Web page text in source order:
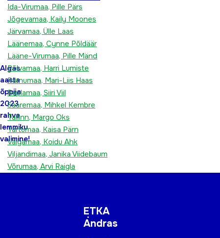
Algas
aasta
õppija
2023
rahva
lemmiku
valimine!
Ida-Virumaa, Pille Pärs
Jõgevamaa, Kaily Moones
Järvamaa, Ülle Laas
Läänemaa, Cynne Põldäär
Lääne-Virumaa, Pille Mänd
Põlvamaa, Harri Lumiste
Pärnumaa, Mari-Liis Haas
Raplamaa, Siiri Viil
Saaremaa, Mihkel Kembre
Tallinn, Margo Oks
Tartumaa, Kaisa Pärn
Valgamaa, Koidu Ahk
Viljandimaa, Janika Viidebaum
Võrumaa, Arvi Raigla
ETKA
Andras